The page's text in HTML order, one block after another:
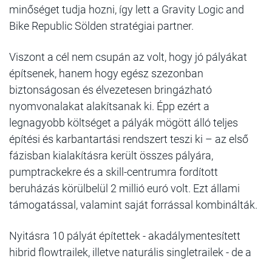
minőséget tudja hozni, így lett a Gravity Logic and
Bike Republic Sölden stratégiai partner.
Viszont a cél nem csupán az volt, hogy jó pályákat
építsenek, hanem hogy egész szezonban
biztonságosan és élvezetesen bringázható
nyomvonalakat alakítsanak ki. Épp ezért a
legnagyobb költséget a pályák mögött álló teljes
építési és karbantartási rendszert teszi ki – az első
fázisban kialakításra került összes pályára,
pumptrackekre és a skill-centrumra fordított
beruházás körülbelül 2 millió euró volt. Ezt állami
támogatással, valamint saját forrással kombinálták.
Nyitásra 10 pályát építettek - akadálymentesített
hibrid flowtrailek, illetve naturális singletrailek - de a